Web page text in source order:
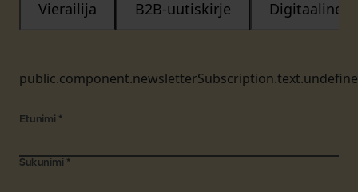
Vierailija B2B-uutiskirje Digitaalinen
Etunimi *
Sukunimi *